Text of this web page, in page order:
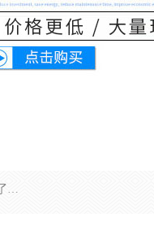
深圳运康达华科技有限公司是一家致力于健康健康产业的现代化企业，已经走过了15个春秋，开创了中医外用发展的新未来，是专业从事中医医疗仪器的研发、生产、销售、服务为一体的子公司，在医疗器械的设计、开发和生产方面率先引进国际先进技术和好的科技人员，先后开发出了场效应治疗仪、多功能治疗仪、颈椎治疗仪、腰椎治疗仪、增效垫等多个系列。